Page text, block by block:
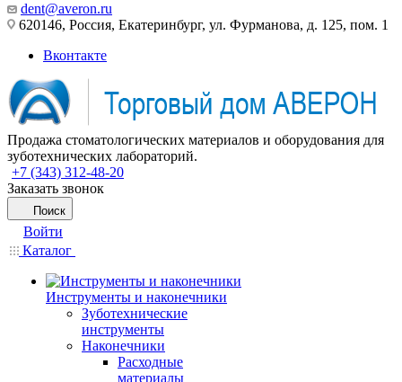
dent@averon.ru
620146, Россия, Екатеринбург, ул. Фурманова, д. 125, пом. 1
Вконтакте
Продажа стоматологических материалов и оборудования для
зуботехнических лабораторий.
+7 (343) 312-48-20
Заказать звонок
Поиск
Войти
Каталог
Инструменты и наконечники
Зуботехнические
инструменты
Наконечники
Расходные
материалы